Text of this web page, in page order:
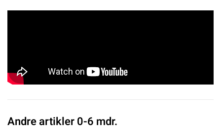
Andre artikler 0-6 mdr.